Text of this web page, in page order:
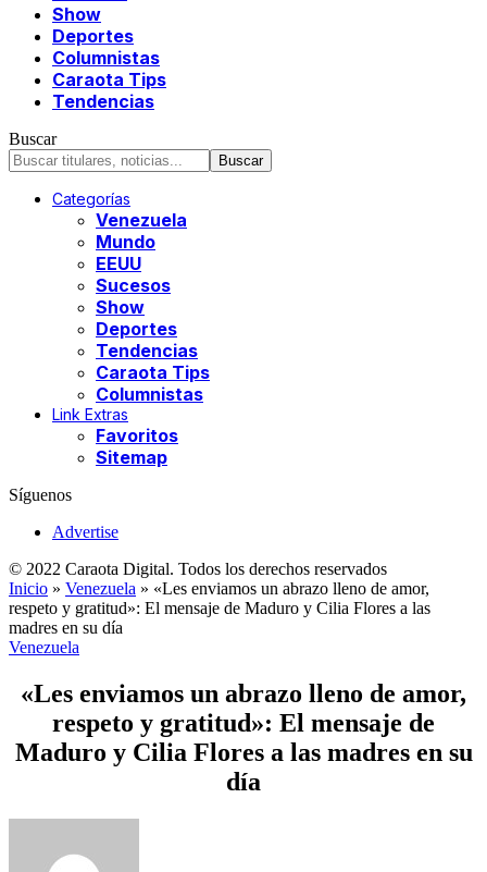
Show
Deportes
Columnistas
Caraota Tips
Tendencias
Buscar
Categorías
Venezuela
Mundo
EEUU
Sucesos
Show
Deportes
Tendencias
Caraota Tips
Columnistas
Link Extras
Favoritos
Sitemap
Síguenos
Advertise
© 2022 Caraota Digital. Todos los derechos reservados
Inicio » Venezuela » «Les enviamos un abrazo lleno de amor,
respeto y gratitud»: El mensaje de Maduro y Cilia Flores a las
madres en su día
Venezuela
«Les enviamos un abrazo lleno de amor,
respeto y gratitud»: El mensaje de
Maduro y Cilia Flores a las madres en su
día